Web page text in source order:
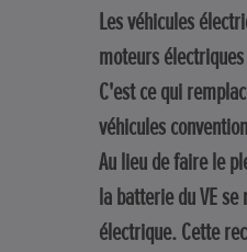
Les véhicules
moteurs
C'est ce qui
véhicules
Au lieu de faire le
la batterie du VE
électrique. Cette